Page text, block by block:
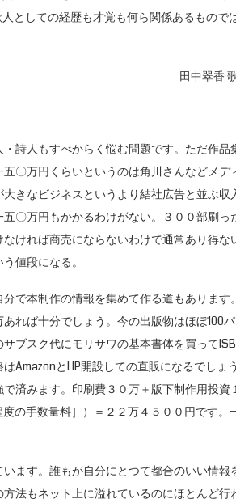
としての経歴も才覚も何ら関係あるもので
田中翠香
詩人もすべからく悩む問題です。ただ作品
〇万円くらいというのは角川さんなどメデ
きなビジネスというより結社広告と並ぶ
〇万円もかかるわけがない。３００部刷っ
ければ商売にならないわけで通常あり得
値段になる。
で本制作の情報を集めて作る道もあります
れば十分でしょう。今の出版物はほぼ100
ブスク代にモリサワの基本書体を買って
AmazonとHP開設しての直販になるでしょ
済みます。印刷費３０万＋版下制作用投
の手数量料］）＝２２万４５００円です
ます。誰もが自分にとつて都合のいい情報
法もネット上に溢れているのにほとんど